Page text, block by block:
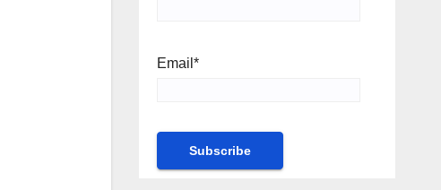
Email*